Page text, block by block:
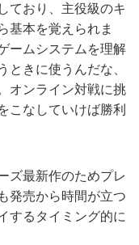
ており、主役級のキ
基本を覚えられま
ームシステムを理解
ときに使うんだな、
オンライン対戦に挑
こなしていけば勝利
ズ最新作のためプレ
発売から時間が立つ
するタイミング的に